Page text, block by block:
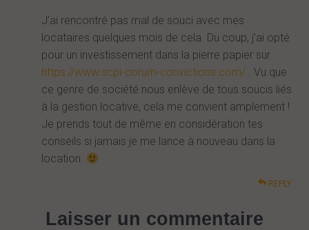
J’ai rencontré pas mal de souci avec mes
locataires quelques mois de cela. Du coup, j’ai opté
pour un investissement dans la pierre papier sur
https://www.scpi-corum-convictions.com/ . Vu que
ce genre de société nous enlève de tous soucis liés
à la gestion locative, cela me convient amplement !
Je prends tout de même en considération tes
conseils si jamais je me lance à nouveau dans la
location.
REPLY
Laisser un commentaire